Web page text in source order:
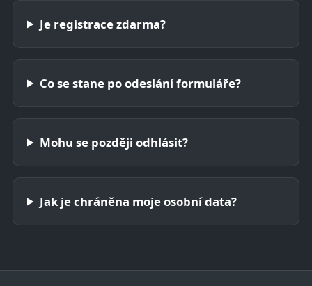
Je registrace zdarma?
Co se stane po odeslání formuláře?
Mohu se později odhlásit?
Jak je chráněna moje osobní data?